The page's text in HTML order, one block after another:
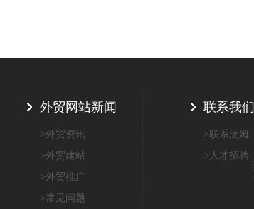
外贸网站新闻
>外贸资讯
>外贸建站
>外贸推广
>常见问题
联系我们
>联系汤姆
>人才招聘